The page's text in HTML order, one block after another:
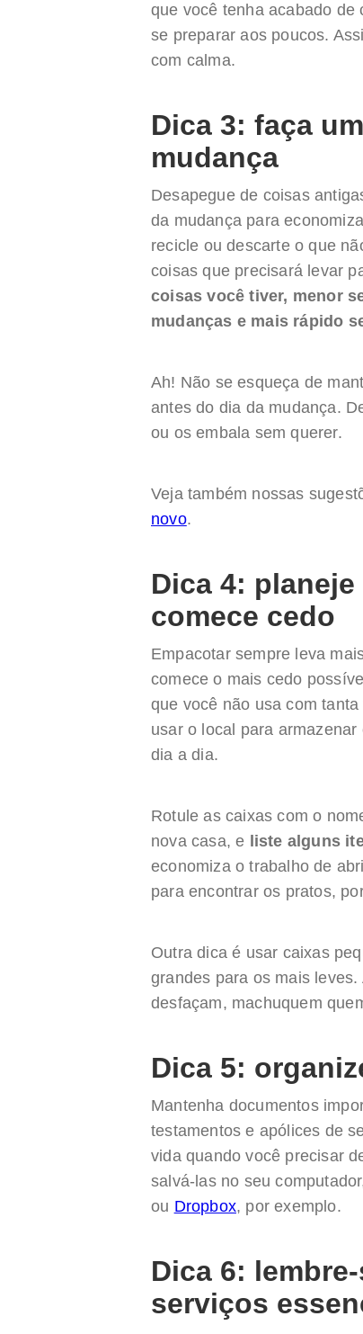
que você tenha acabado de
se preparar aos poucos.
com calma.
Dica 3: faça
mudança
Desapegue de coisas
da mudança para
recicle ou descarte o que
coisas que precisará levar
coisas você tiver, menor
mudanças e mais rápido
Ah! Não se esqueça de
antes do dia da mudança.
ou os embala sem querer.
Veja também nossas
novo.
Dica 4:
comece cedo
Empacotar sempre leva
comece o mais cedo
que você não usa com
usar o local para
dia a dia.
Rotule as caixas com o
nova casa, e liste alguns
economiza o trabalho de
para encontrar os pratos,
Outra dica é usar caixas
grandes para os mais
desfaçam, machuquem
Dica 5:
Mantenha documentos
testamentos e apólices de
vida quando você precisar
salvá-las no seu
ou Dropbox, por exemplo.
Dica 6:
serviços